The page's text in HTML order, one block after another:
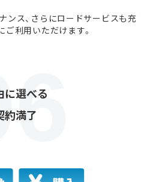
ンス、さらにロードサービスも充
利用いただけます。
に選べる
約満了